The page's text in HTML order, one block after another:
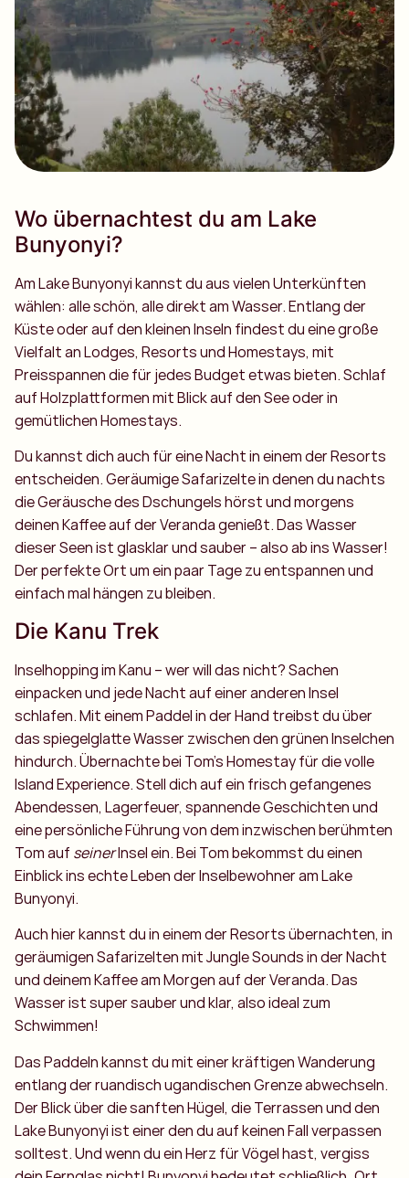
Wo übernachtest du am Lake
Bunyonyi?
Am Lake Bunyonyi kannst du aus vielen Unterkünften
wählen: alle schön, alle direkt am Wasser. Entlang der
Küste oder auf den kleinen Inseln findest du eine große
Vielfalt an Lodges, Resorts und Homestays, mit
Preisspannen die für jedes Budget etwas bieten. Schlaf
auf Holzplattformen mit Blick auf den See oder in
gemütlichen Homestays.
Du kannst dich auch für eine Nacht in einem der Resorts
entscheiden. Geräumige Safarizelte in denen du nachts
die Geräusche des Dschungels hörst und morgens
deinen Kaffee auf der Veranda genießt. Das Wasser
dieser Seen ist glasklar und sauber – also ab ins Wasser!
Der perfekte Ort um ein paar Tage zu entspannen und
einfach mal hängen zu bleiben.
Die Kanu Trek
Inselhopping im Kanu – wer will das nicht? Sachen
einpacken und jede Nacht auf einer anderen Insel
schlafen. Mit einem Paddel in der Hand treibst du über
das spiegelglatte Wasser zwischen den grünen Inselchen
hindurch. Übernachte bei Tom’s Homestay für die volle
Island Experience. Stell dich auf ein frisch gefangenes
Abendessen, Lagerfeuer, spannende Geschichten und
eine persönliche Führung von dem inzwischen berühmten
Tom auf seinerInsel ein. Bei Tom bekommst du einen
Einblick ins echte Leben der Inselbewohner am Lake
Bunyonyi.
Auch hier kannst du in einem der Resorts übernachten, in
geräumigen Safarizelten mit Jungle Sounds in der Nacht
und deinem Kaffee am Morgen auf der Veranda. Das
Wasser ist super sauber und klar, also ideal zum
Schwimmen!
Das Paddeln kannst du mit einer kräftigen Wanderung
entlang der ruandisch ugandischen Grenze abwechseln.
Der Blick über die sanften Hügel, die Terrassen und den
Lake Bunyonyi ist einer den du auf keinen Fall verpassen
solltest. Und wenn du ein Herz für Vögel hast, vergiss